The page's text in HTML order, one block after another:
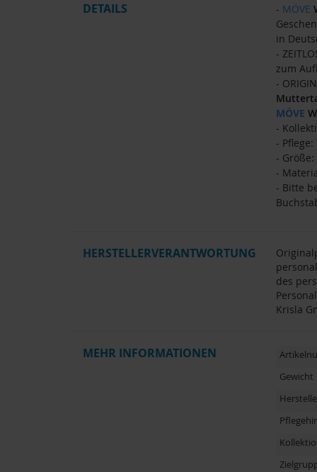
DETAILS - MÖVE
in
-
zum
-
MÖVE
-
-
- Größe:
-
- Bitte
HERSTELLERVERANTWORTUNG
des
Krisla
MEHR INFORMATIONEN
Gewicht